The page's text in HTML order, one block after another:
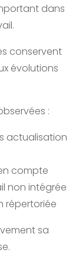
dans
conservent
évolutions
:
actualisation
compte
non intégrée
répertoriée
sa